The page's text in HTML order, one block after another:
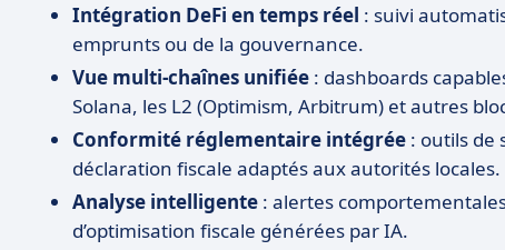
Intégration DeFi en temps réel : suivi
emprunts ou de la gouvernance.
Vue multi-chaînes unifiée : dashboards
Solana, les L2 (Optimism, Arbitrum) et autres
Conformité réglementaire intégrée : outils de
déclaration fiscale adaptés aux autorités locales.
Analyse intelligente : alertes
d’optimisation fiscale générées par IA.